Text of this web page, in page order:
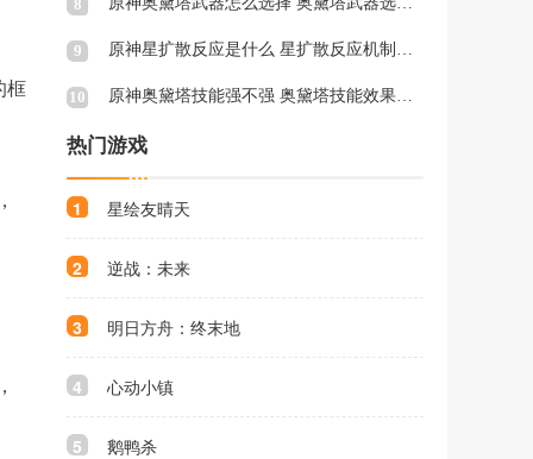
框
8
9 原神星扩散反应是什么 星扩散反应机制与特点介绍
10 原神奥黛塔技能强不强 奥黛塔技能效果介绍
热门游戏
1 星绘友晴天
2 逆战：未来
3 明日方舟：终末地
4 心动小镇
5 鹅鸭杀